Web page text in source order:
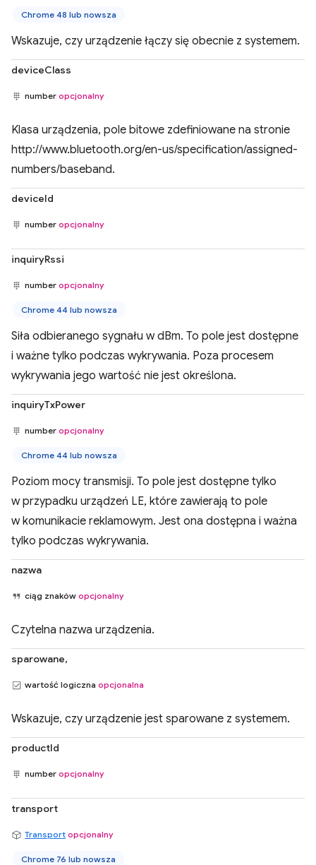
Chrome 48 lub nowsza
Wskazuje, czy urządzenie łączy się obecnie z systemem.
deviceClass
number opcjonalny
Klasa urządzenia, pole bitowe zdefiniowane na stronie
http://www.bluetooth.org/en-us/specification/assigned-
numbers/baseband.
deviceId
number opcjonalny
inquiryRssi
number opcjonalny
Chrome 44 lub nowsza
Siła odbieranego sygnału w dBm. To pole jest dostępne
i ważne tylko podczas wykrywania. Poza procesem
wykrywania jego wartość nie jest określona.
inquiryTxPower
number opcjonalny
Chrome 44 lub nowsza
Poziom mocy transmisji. To pole jest dostępne tylko
w przypadku urządzeń LE, które zawierają to pole
w komunikacie reklamowym. Jest ona dostępna i ważna
tylko podczas wykrywania.
nazwa
ciąg znaków opcjonalny
Czytelna nazwa urządzenia.
sparowane,
wartość logiczna opcjonalna
Wskazuje, czy urządzenie jest sparowane z systemem.
productId
number opcjonalny
transport
Transport opcjonalny
Chrome 76 lub nowsza